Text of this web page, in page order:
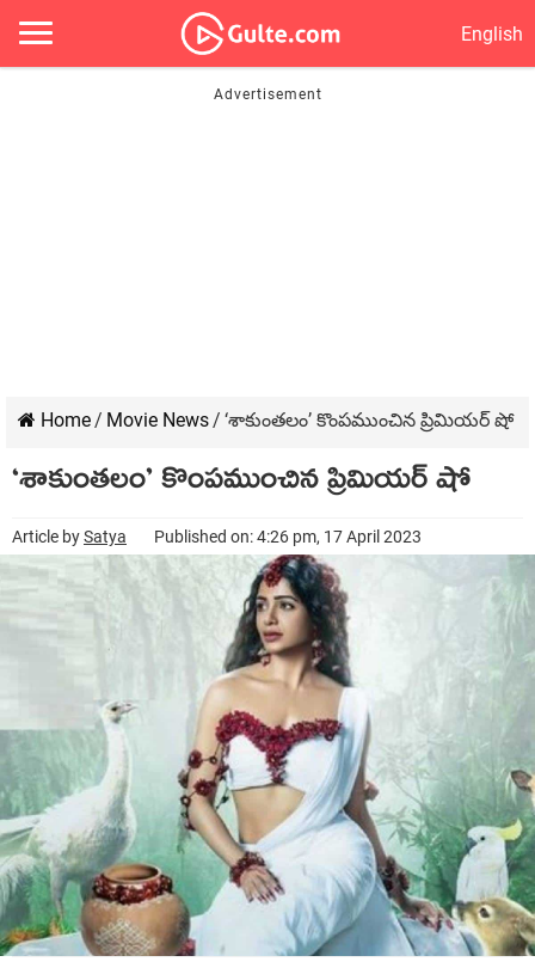
English
Home/ Movie News/ ‘శాకుంతలం’ కొంపముంచిన ప్రిమియర్ షో
‘శాకుంతలం’ కొంపముంచిన ప్రిమియర్ షో
Article bySatya Published on: 4:26 pm, 17 April 2023